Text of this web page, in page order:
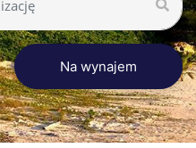
Na wynajem